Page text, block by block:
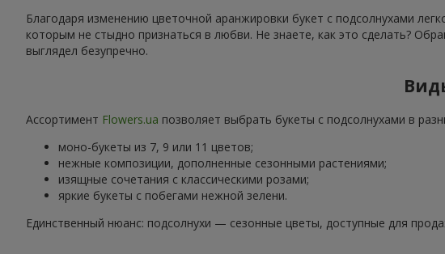
Благодаря изменению цветочной аранжировки букет с подсолнухами
которым не стыдно признаться в любви. Не знаете, как это сделать?
выглядел безупречно.
Ассортимент Flowers.ua позволяет выбрать букеты с подсолнухами в
моно-букеты из 7, 9 или 11 цветов;
нежные композиции, дополненные сезонными растениями;
изящные сочетания с классическими розами;
яркие букеты с побегами нежной зелени.
Единственный нюанс: подсолнухи — сезонные цветы, доступные для